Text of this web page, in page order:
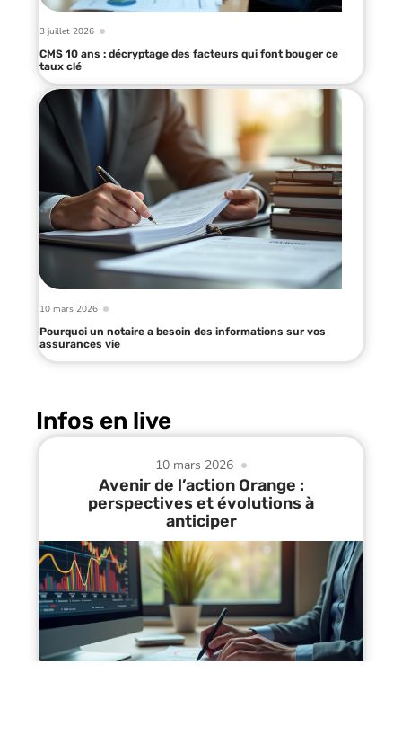
3 juillet 2026
CMS 10 ans : décryptage des facteurs qui font bouger ce
taux clé
10 mars 2026
Pourquoi un notaire a besoin des informations sur vos
assurances vie
Infos en live
10 mars 2026
Avenir de l’action Orange :
perspectives et évolutions à
anticiper